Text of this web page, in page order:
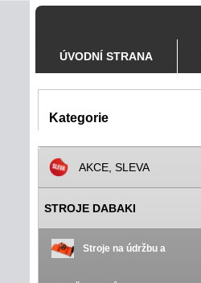
ÚVODNÍ STRANA
Kategorie
AKCE, SLEVA
STROJE DABAKI
Stroje na údržbu a